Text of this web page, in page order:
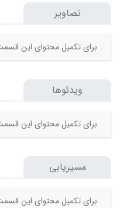
تصاویر
برای تکمیل محتوای این
ویدئوها
برای تکمیل محتوای این
مسیریابی
برای تکمیل محتوای این